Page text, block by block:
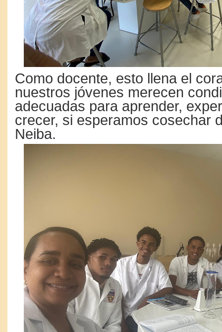
Como docente, esto llena el
nuestros jóvenes merecen
adecuadas para aprender,
crecer, si esperamos cosechar
Neiba.